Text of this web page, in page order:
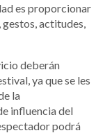
es proporcionar
actitudes,
deberán
ya que se les
la
influencia del
podrá